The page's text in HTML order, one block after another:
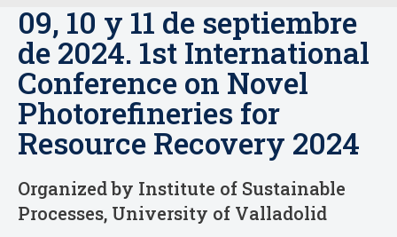
09, 10 y 11 de septiembre
de 2024. 1st International
Conference on Novel
Photorefineries for
Resource Recovery 2024
Organized by Institute of Sustainable
Processes, University of Valladolid